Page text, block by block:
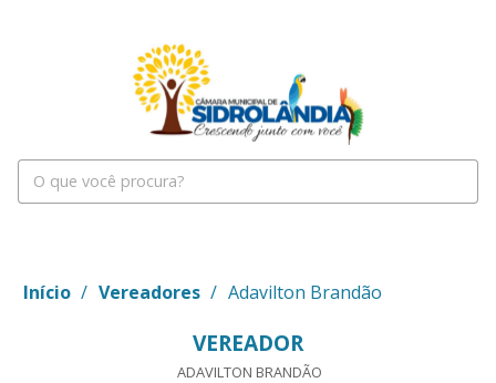
Início / Vereadores / Adavilton Brandão
VEREADOR
ADAVILTON BRANDÃO